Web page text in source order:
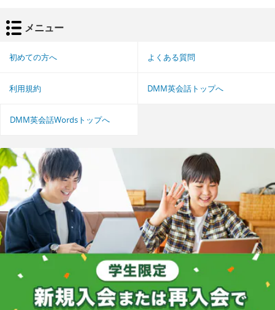
メニュー
初めての方へ よくある質問
利用規約 DMM英会話トップへ
DMM英会話Wordsトップへ